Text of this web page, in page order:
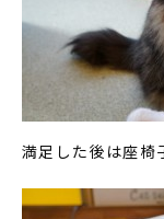
満足した後は座椅